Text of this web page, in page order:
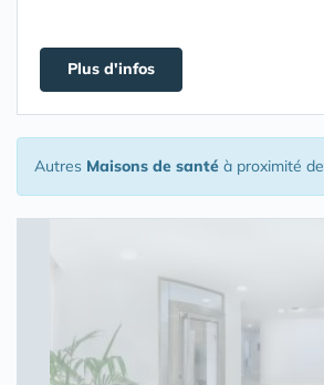
Plus d'infos
Autres Maisons de santé à proximité de